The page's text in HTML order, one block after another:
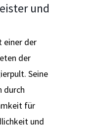
und
einer der
der
Seine
durch
für
und